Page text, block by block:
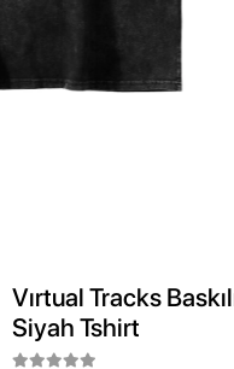
Vırtual Tracks
Siyah Tshirt